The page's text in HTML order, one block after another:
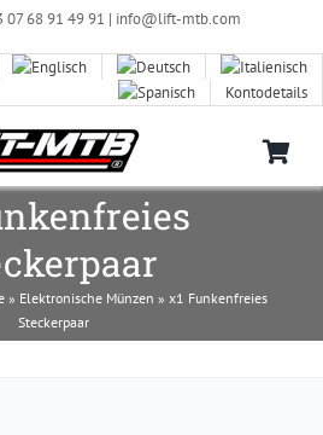
07 68 91 49 91 | info@lift-mtb.com
Kontodetails
LIFT-MTB-Kits mit meinem
Fahrrad
» Elektronische Münzen » x1 Funkenfreies
Steckerpaar